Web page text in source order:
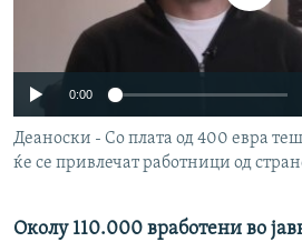
РСЕ веб страници
Auto 240p
0:00
Деаноски - Со плата од 400 евра
ќе се привлечат работници од
Околу 110.000 вработени во